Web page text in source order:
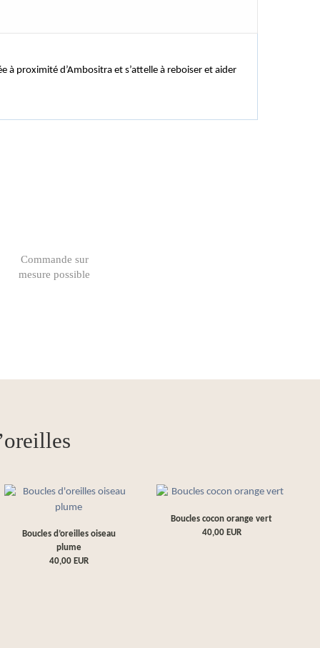
proximité d’Ambositra et s’attelle à reboiser et aider
Commande sur
mesure possible
Boucles d’oreilles oiseau
plume
40,00 EUR
Boucles cocon orange vert
40,00 EUR